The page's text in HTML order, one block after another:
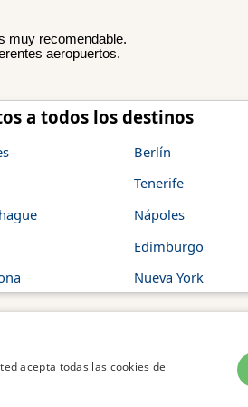
muy recomendable.
aeropuertos.
a todos los destinos
Berlín
Tenerife
Nápoles
Edimburgo
Nueva York
de reservas, y no cobra honorarios por
que realiza la oferta.
acepta todas las cookies de